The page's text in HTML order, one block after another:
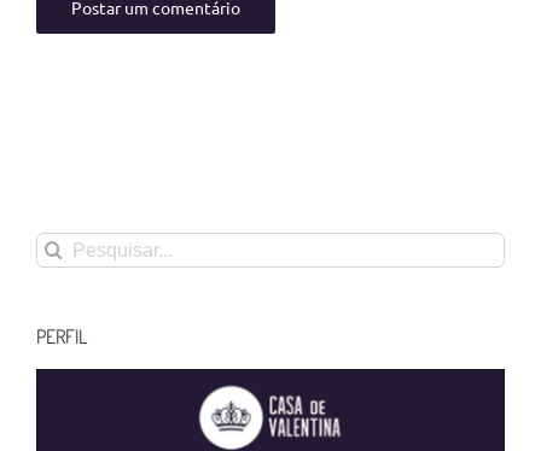
Buscar
resultados
PERFIL